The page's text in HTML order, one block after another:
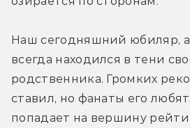
Наш сегодняшний юбиляр,
всегда находился в тени
родственника. Громких
ставил, но фанаты его
попадает на вершину